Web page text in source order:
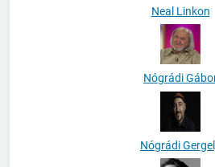
Neal Linkon
Nógrádi Gábor
Nógrádi Gergely